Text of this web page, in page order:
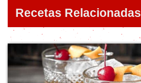
Recetas Relacionadas